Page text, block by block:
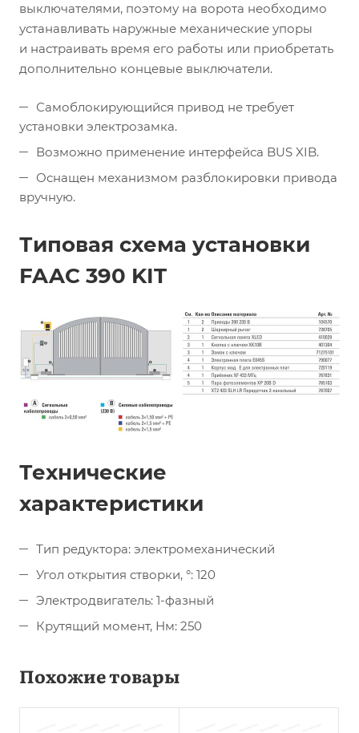
выключателями, поэтому на ворота необходимо
устанавливать наружные механические упоры
и настраивать время его работы или приобретать
дополнительно концевые выключатели.
Самоблокирующийся привод не требует
установки электрозамка.
Возможно применение интерфейса BUS XIB.
Оснащен механизмом разблокировки привода
вручную.
Типовая схема установки
FAAC 390 KIT
Технические
характеристики
Тип редуктора: электромеханический
Угол открытия створки, °: 120
Электродвигатель: 1-фазный
Крутящий момент, Нм: 250
Похожие товары